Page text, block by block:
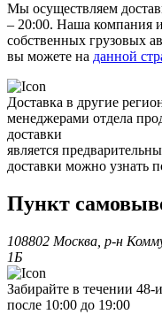
Мы осуществляем
– 20:00. Наша компания
собственных грузовых
вы можете на данной
Доставка в другие
менеджерами отдела
доставки
является
доставки можно узнать
Пункт
108802 Москва, р-н
1Б
Забирайте в течении 48-
после 10:00 до 19:00